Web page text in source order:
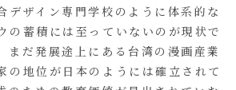
デザイン専門学校のように体系的な
の蓄積には至っていないのが現状で
まだ発展途上にある台湾の漫画産業
の地位が日本のようには確立されて